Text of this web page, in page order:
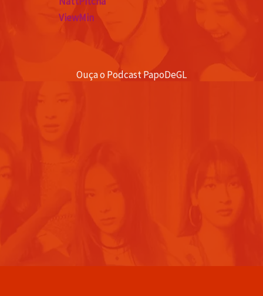
ViewMin
Ouça o Podcast PapoDeGL